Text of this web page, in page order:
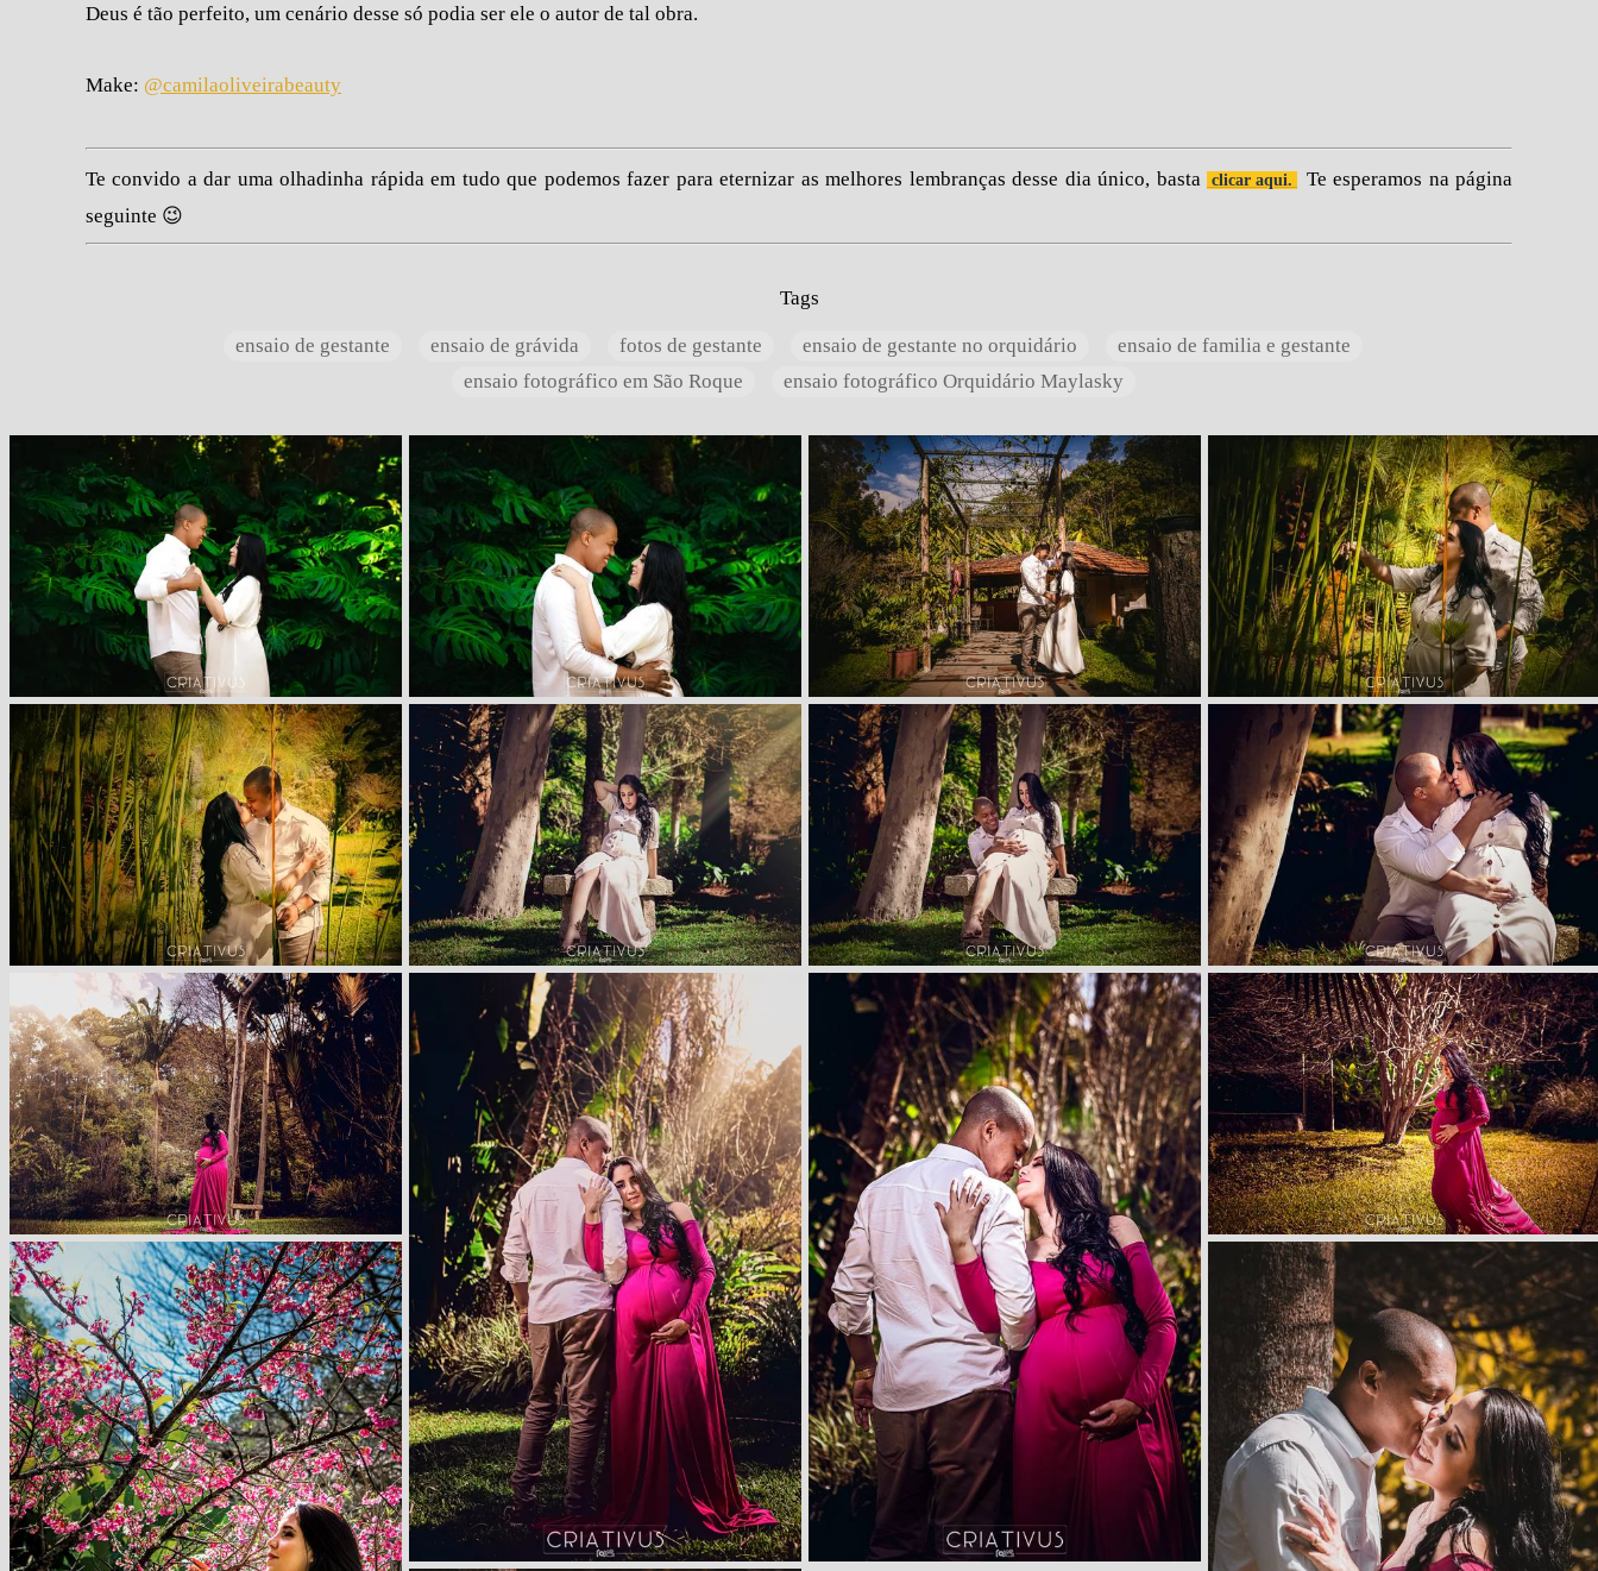
Deus é tão perfeito, um cenário desse só podia ser ele o autor de tal obra.
Make: @camilaoliveirabeauty
Te convido a dar uma olhadinha rápida em tudo que podemos fazer para eternizar as melhores lembranças desse dia único, basta clicar aqui.
Te esperamos na página
seguinte 😉
Tags
ensaio de gestante ensaio de grávida fotos de gestante ensaio de gestante no orquidário
ensaio de familia e gestante
ensaio fotográfico em São Roque
ensaio fotográfico Orquidário Maylasky